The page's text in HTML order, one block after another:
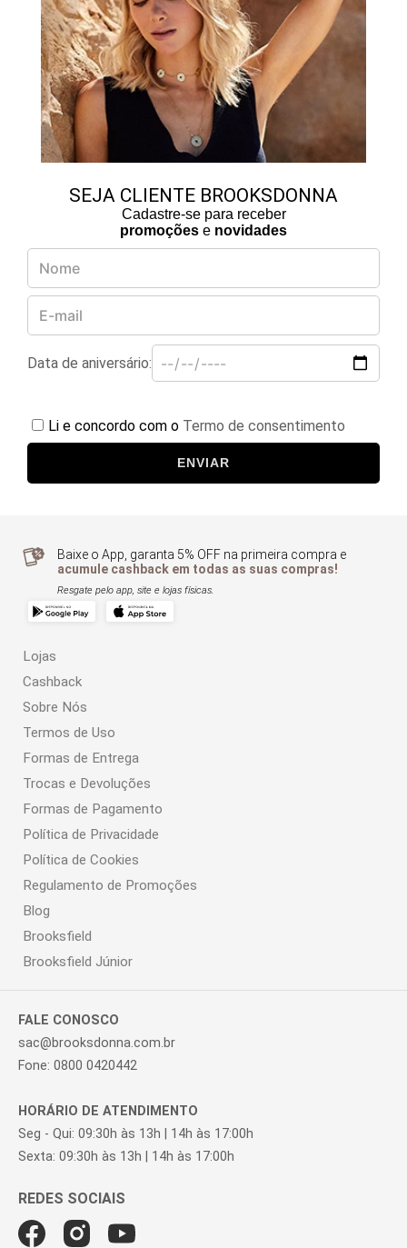
SEJA CLIENTE BROOKSDONNA
Cadastre-se para receber
promoções e novidades
Data de aniversário:
Li e concordo com o Termo de consentimento
ENVIAR
Baixe o App, garanta 5% OFF na primeira compra e
acumule cashback em todas as suas compras!
Resgate pelo app, site e lojas físicas.
Lojas
Cashback
Sobre Nós
Termos de Uso
Formas de Entrega
Trocas e Devoluções
Formas de Pagamento
Política de Privacidade
Política de Cookies
Regulamento de Promoções
Blog
Brooksfield
Brooksfield Júnior
FALE CONOSCO
sac@brooksdonna.com.br
Fone: 0800 0420442
HORÁRIO DE ATENDIMENTO
Seg - Qui: 09:30h às 13h | 14h às 17:00h
Sexta: 09:30h às 13h | 14h às 17:00h